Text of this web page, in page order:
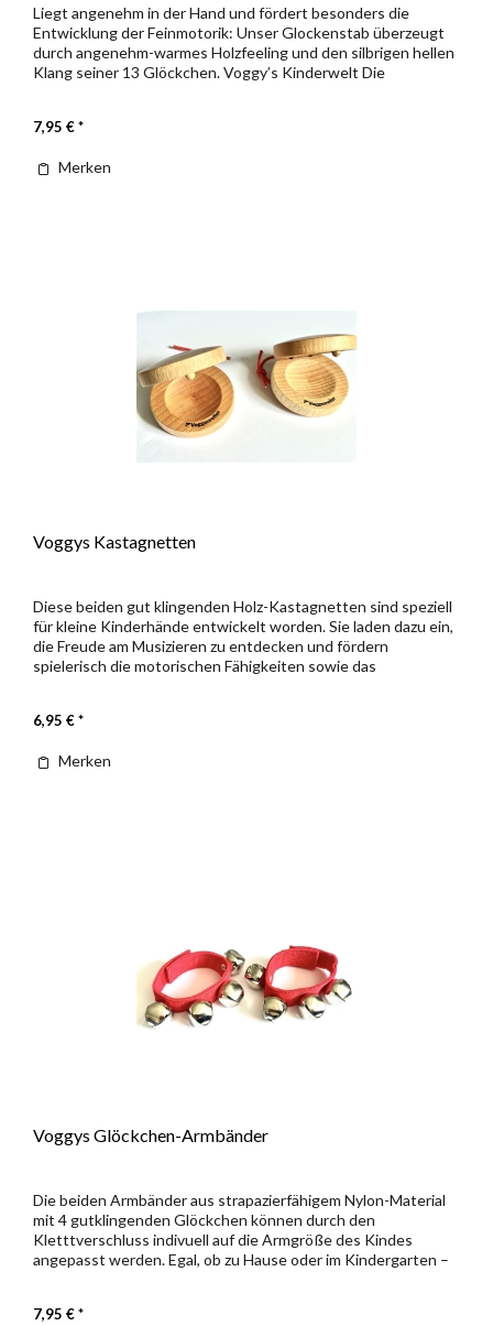
Liegt angenehm in der Hand und fördert besonders die
Entwicklung der Feinmotorik: Unser Glockenstab überzeugt
durch angenehm-warmes Holzfeeling und den silbrigen hellen
Klang seiner 13 Glöckchen. Voggy’s Kinderwelt Die
7,95 € *
Merken
Voggys Kastagnetten
Diese beiden gut klingenden Holz-Kastagnetten sind speziell
für kleine Kinderhände entwickelt worden. Sie laden dazu ein,
die Freude am Musizieren zu entdecken und fördern
spielerisch die motorischen Fähigkeiten sowie das
6,95 € *
Merken
Voggys Glöckchen-Armbänder
Die beiden Armbänder aus strapazierfähigem Nylon-Material
mit 4 gutklingenden Glöckchen können durch den
Kletttverschluss indivuell auf die Armgröße des Kindes
angepasst werden. Egal, ob zu Hause oder im Kindergarten –
7,95 € *